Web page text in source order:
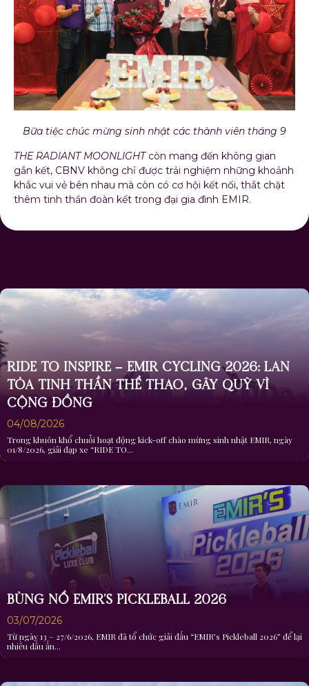
Bữa tiệc chúc mừng sinh nhật các thành viên tháng 9
THE RADIANT MOONLIGHTcòn mang đến không gian
gắn kết, CBNV không chỉ được trải nghiệm những khoảnh
khắc vui vẻ bên nhau mà còn có cơ hội kết nối, thắt chặt
thêm tinh thần đoàn kết trong đại gia đình EMIR.
RIDE TO INSPIRE – EMIR CYCLING 2026: LAN
TỎA TINH THẦN THỂ THAO, GÂY QUỸ VÌ
CỘNG ĐỒNG
04/08/2026
Trong khuôn khổ chuỗi hoạt động kick-off chào mừng sinh nhật EMIR, ngày
01/8/2026, giải đạp xe “RIDE TO...
BÙNG NỔ EMIR’S PICKLEBALL 2026
03/07/2026
Từ ngày 13 – 27/6/2026, EMIR đã tổ chức giải đấu “EMIR’s Pickleball 2026” để lại
nhiều dấu ấn...